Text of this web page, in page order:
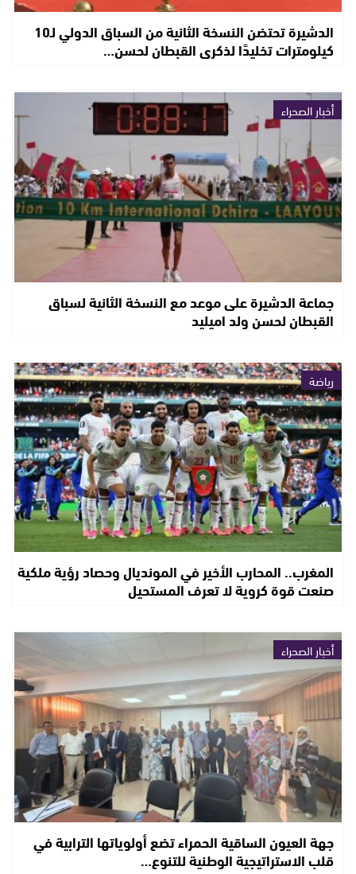
الدشيرة تحتضن النسخة الثانية من السباق الدولي لـ10
كيلومترات تخليدًا لذكرى القبطان لحسن…
أخبار الصحراء
جماعة الدشيرة على موعد مع النسخة الثانية لسباق
القبطان لحسن ولد اميليد
رياضة
المغرب.. المحارب الأخير في المونديال وحصاد رؤية ملكية
صنعت قوة كروية لا تعرف المستحيل
أخبار الصحراء
جهة العيون الساقية الحمراء تضع أولوياتها الترابية في
قلب الاستراتيجية الوطنية للتنوع…